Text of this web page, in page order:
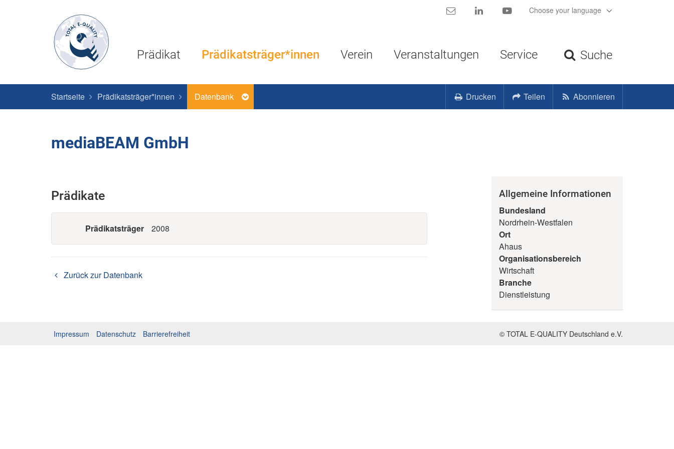
Kontakt LinkedIn YouTubeChoose your language
Prädikat Prädikatsträger*innen Verein Veranstaltungen Service Suche
Startseite Prädikatsträger*innen Datenbank Drucken Teilen Abonnieren
mediaBEAM GmbH
Prädikate
Prädikatsträger 2008
Zurück zur Datenbank
Allgemeine Informationen
Bundesland
Nordrhein-Westfalen
Ort
Ahaus
Organisationsbereich
Wirtschaft
Branche
Dienstleistung
Impressum Datenschutz Barrierefreiheit © TOTAL E-QUALITY Deutschland e.V.